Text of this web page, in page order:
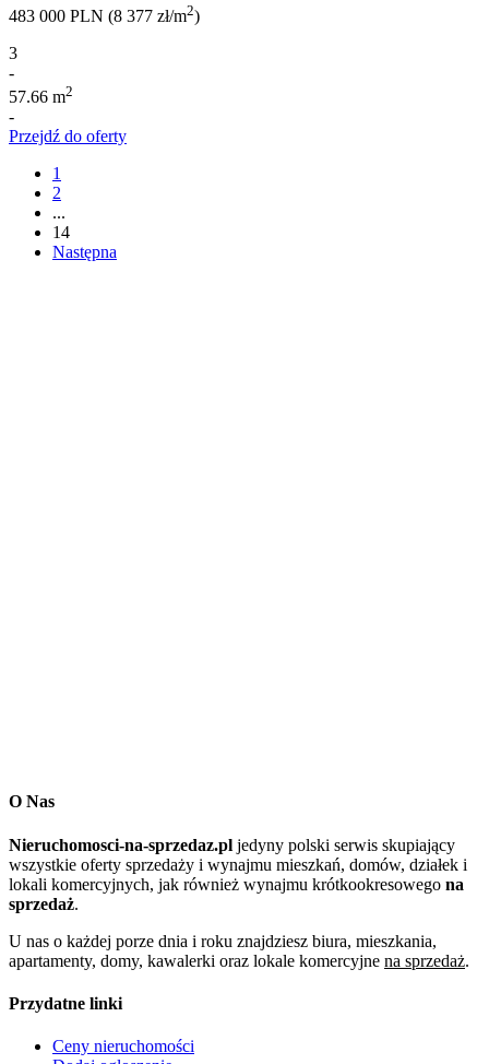
483 000 PLN (8 377 zł/m2)
3
-
57.66 m2
-
Przejdź do oferty
1
2
...
14
Następna
O Nas
Nieruchomosci-na-sprzedaz.pl jedyny polski serwis skupiający
wszystkie oferty sprzedaży i wynajmu mieszkań, domów, działek i
lokali komercyjnych, jak również wynajmu krótkookresowego na
sprzedaż.
U nas o każdej porze dnia i roku znajdziesz biura, mieszkania,
apartamenty, domy, kawalerki oraz lokale komercyjne na sprzedaż.
Przydatne linki
Ceny nieruchomości